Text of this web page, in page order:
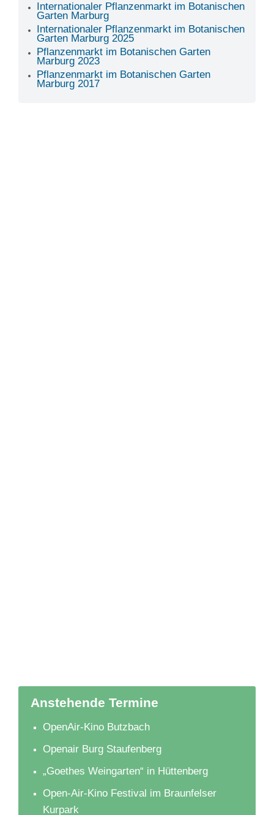
Internationaler Pflanzenmarkt im Botanischen
Garten Marburg
Internationaler Pflanzenmarkt im Botanischen
Garten Marburg 2025
Pflanzenmarkt im Botanischen Garten
Marburg 2023
Pflanzenmarkt im Botanischen Garten
Marburg 2017
Anstehende Termine
OpenAir-Kino Butzbach
Openair Burg Staufenberg
„Goethes Weingarten“ in Hüttenberg
Open-Air-Kino Festival im Braunfelser
Kurpark